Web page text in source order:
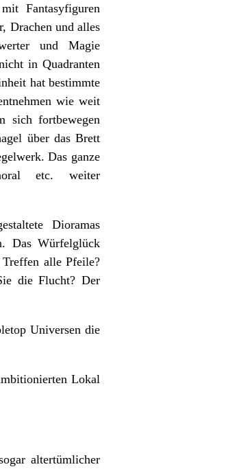
Fantasyfiguren
Drachen und alles
und Magie
in Quadranten
hat bestimmte
wie weit
sich fortbewegen
über das Brett
Das ganze
etc. weiter
Dioramas
Das Würfelglück
alle Pfeile?
die Flucht? Der
Universen die
Lokal
altertümlicher